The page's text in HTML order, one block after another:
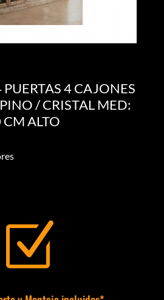
4 CAJONES
/ CRISTAL MED:
ALTO
Z